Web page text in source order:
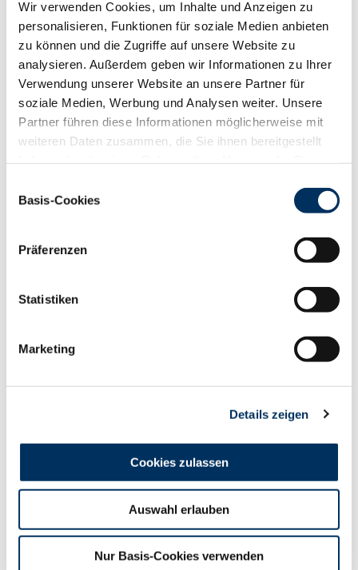
Wir verwenden Cookies, um Inhalte und Anzeigen zu
personalisieren, Funktionen für soziale Medien anbieten
zu können und die Zugriffe auf unsere Website zu
analysieren. Außerdem geben wir Informationen zu Ihrer
Verwendung unserer Website an unsere Partner für
soziale Medien, Werbung und Analysen weiter. Unsere
Partner führen diese Informationen möglicherweise mit
weiteren Daten zusammen, die Sie ihnen bereitgestellt
Cookies, wenn Sie unsere Webseite weiterhin nutzen.
Basis-Cookies
Präferenzen
Statistiken
Marketing
Details zeigen
Cookies zulassen
Auswahl erlauben
Nur Basis-Cookies verwenden
Die nächste Zuchtviehversteigerung der Rinder-Union
West eG in Hamm findet am Dienstag, den 04.
Dezember 2012 statt.
Preisspiegel
Angebot
von - bis
Ø